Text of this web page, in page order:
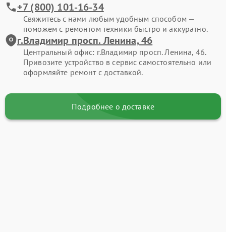
+7 (800) 101-16-34
Свяжитесь с нами любым удобным способом —
поможем с ремонтом техники быстро и аккуратно.
г.Владимир просп. Ленина, 46
Центральный офис: г.Владимир просп. Ленина, 46.
Привозите устройство в сервис самостоятельно или
оформляйте ремонт с доставкой.
Подробнее о доставке